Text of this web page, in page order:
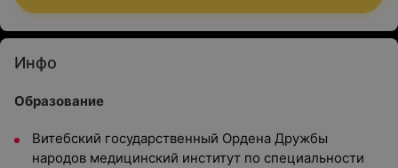
Инфо
Образование
Витебский государственный Ордена Дружбы
народов медицинский институт по специальности